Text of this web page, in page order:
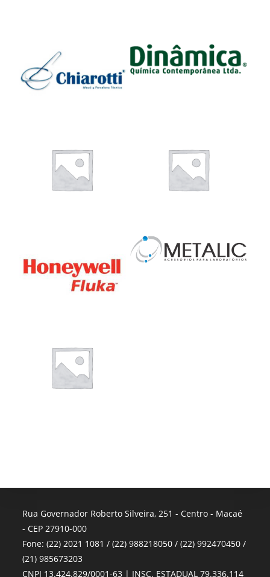
Rua Governador Roberto Silveira, 251 - Centro - Macaé
- CEP 27910-000
Fone: (22) 2021 1081 / (22) 988218050 / (22) 992470450 /
(21) 985673203
CNPJ 13.424.829/0001-63 | INSC. ESTADUAL 79.336.114